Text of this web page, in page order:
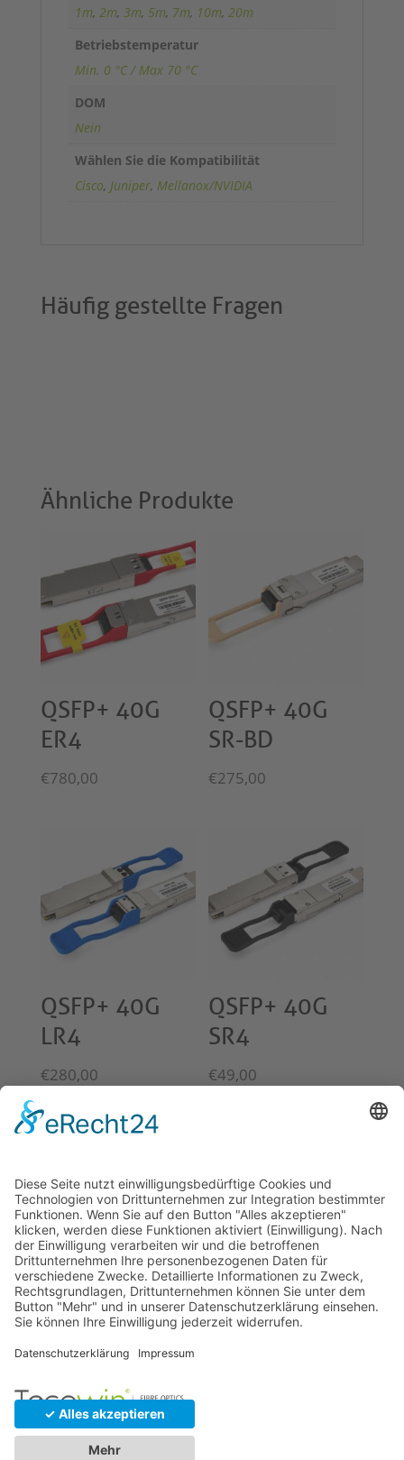
1m, 2m, 3m, 5m, 7m, 10m, 20m
Betriebstemperatur
Min. 0 °C / Max 70 °C
DOM
Nein
Wählen Sie die Kompatibilität
Cisco, Juniper, Mellanox/NVIDIA
Häufig gestellte Fragen
Ähnliche Produkte
QSFP+ 40G
ER4
€780,00
QSFP+ 40G
SR-BD
€275,00
QSFP+ 40G
LR4
€280,00
QSFP+ 40G
SR4
€49,00
© 2026 Tecowin GmbH |Impressum|Datenschutz
|Widerrufsrecht|AGB|Gewährleistung|RMA